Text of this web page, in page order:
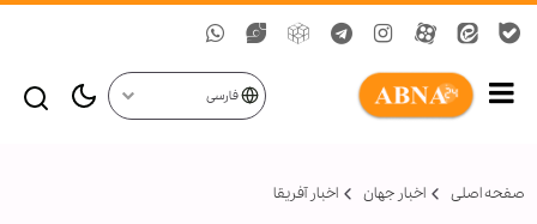
فارسی
صفحه اصلی اخبار جهان اخبار آفریقا